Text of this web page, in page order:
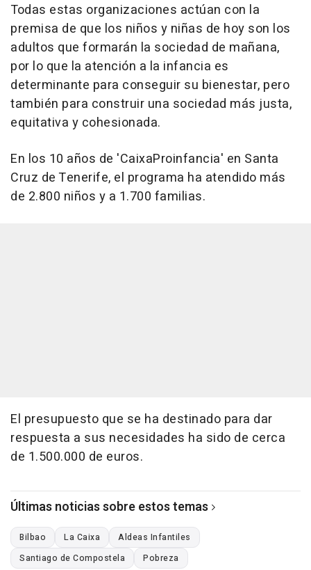
Todas estas organizaciones actúan con la
premisa de que los niños y niñas de hoy son los
adultos que formarán la sociedad de mañana,
por lo que la atención a la infancia es
determinante para conseguir su bienestar, pero
también para construir una sociedad más justa,
equitativa y cohesionada.
En los 10 años de 'CaixaProinfancia' en Santa
Cruz de Tenerife, el programa ha atendido más
de 2.800 niños y a 1.700 familias.
El presupuesto que se ha destinado para dar
respuesta a sus necesidades ha sido de cerca
de 1.500.000 de euros.
Últimas noticias sobre estos temas
Bilbao La Caixa
Aldeas Infantiles
Santiago de Compostela
Pobreza